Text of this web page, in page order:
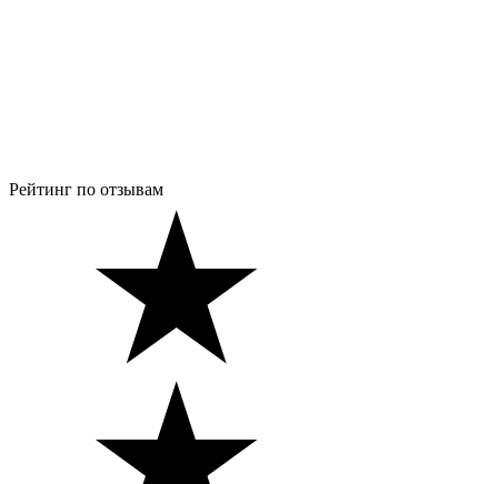
Рейтинг по отзывам